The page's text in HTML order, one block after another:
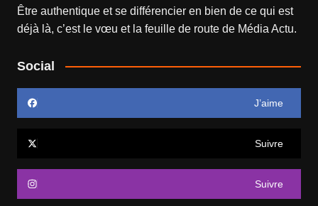
Être authentique et se différencier en bien de ce qui est
déjà là, c’est le vœu et la feuille de route de Média Actu.
Social
J’aime
Suivre
Suivre